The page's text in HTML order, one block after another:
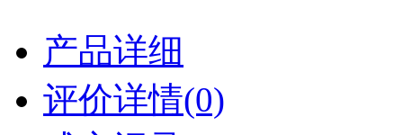
产品详细
评价详情(0)